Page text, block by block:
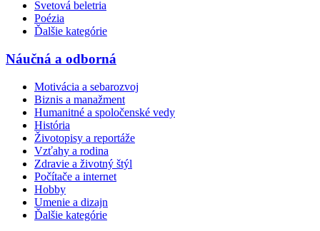
Svetová beletria
Poézia
Ďalšie kategórie
Náučná a odborná
Motivácia a sebarozvoj
Biznis a manažment
Humanitné a spoločenské vedy
História
Životopisy a reportáže
Vzťahy a rodina
Zdravie a životný štýl
Počítače a internet
Hobby
Umenie a dizajn
Ďalšie kategórie